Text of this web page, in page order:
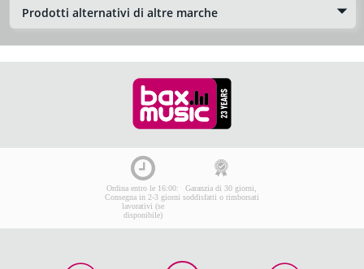
Prodotti alternativi di altre marche
Ordina entro le 16:00:
Consegna in 2-3 giorni
lavorativi (se
disponibile)
Garanzia di 30 giorni,
soddisfatti o rimborsati